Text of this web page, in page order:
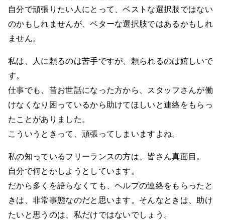
自分で頑張りたい人にとって、ベストな選択肢ではない
のかもしれませんが、ベターな選択肢ではあるかもしれ
ません。
私は、人に頼るのは苦手ですが、頼られるのは嬉しいで
す。
仕事でも、昔お世話になった方から、スタッフさんが働
けなくなり困っているから助けてほしいと連絡をもらっ
たことがありました。
こういうときって、頑張ってしまいますよね。
私の知っているフリーランスの方は、皆さん真面目。
自分で何とかしようとしています。
だから多くを語らなくても、ヘルプの連絡をもらったと
きは、非常事態なのだと思います。そんなときは、助け
たいと思うのは、私だけではないでしょう。